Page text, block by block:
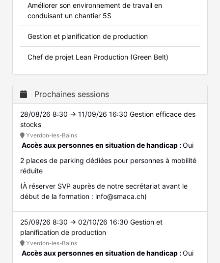
Améliorer son environnement de travail en
conduisant un chantier 5S
Gestion et planification de production
Chef de projet Lean Production (Green Belt)
Prochaines sessions
28/08/26 8:30 → 11/09/26 16:30 Gestion efficace des
stocks
Yverdon-les-Bains
Accès aux personnes en situation de handicap :Oui
2 places de parking dédiées pour personnes à mobilité
réduite
(À réserver SVP auprès de notre secrétariat avant le
début de la formation : info@smaca.ch)
25/09/26 8:30 → 02/10/26 16:30 Gestion et
planification de production
Yverdon-les-Bains
Accès aux personnes en situation de handicap :Oui